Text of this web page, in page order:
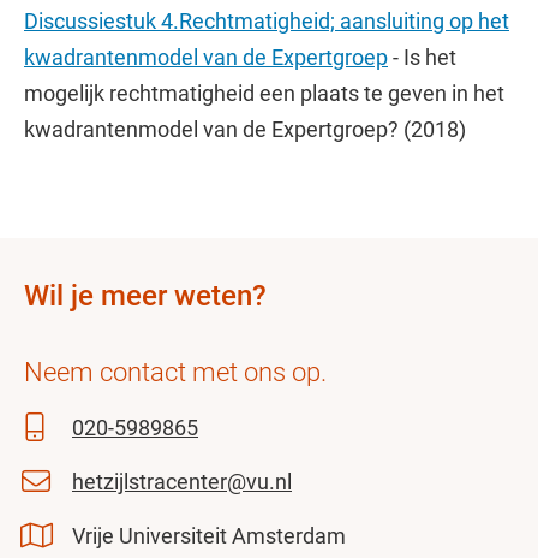
Discussiestuk 4.Rechtmatigheid; aansluiting op het
kwadrantenmodel van de Expertgroep- Is het
mogelijk rechtmatigheid een plaats te geven in het
kwadrantenmodel van de Expertgroep? (2018)
Wil je meer weten?
Neem contact met ons op.
020-5989865
hetzijlstracenter@vu.nl
Vrije Universiteit Amsterdam